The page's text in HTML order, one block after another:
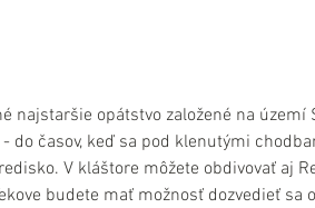
najstaršie opátstvo založené na
do časov, keď sa pod klenutými
V kláštore môžete obdivovať aj
budete mať možnosť dozvedieť